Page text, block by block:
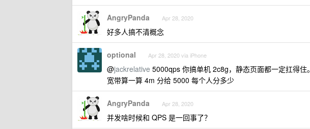
AngryPanda Apr 28, 2020
好多人搞不清概念
optional Apr 28, 2020 via iPhone
@jackrelative 5000qps 你搞单机 2c8g，静态页面都一定扛得住。
宽带算一算 4m 分给 5000 每个人分多少
AngryPanda Apr 28, 2020
并发啥时候和 QPS 是一回事了？